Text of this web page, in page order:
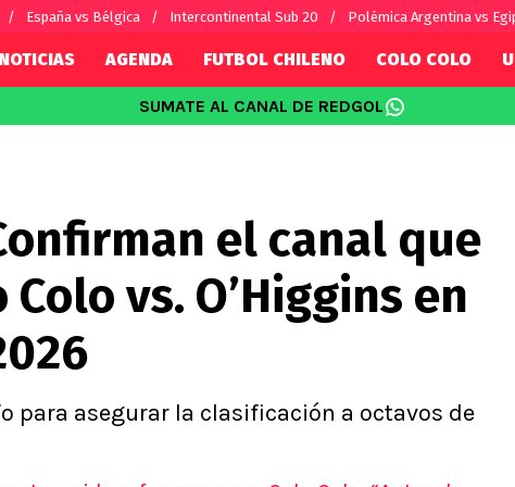
España vs Bélgica Intercontinental Sub 20 Polémica Argentina vs
Sánchez
Palacios
por el mundo
Fútbol Argentino
Fútbol Brasileño
Conference
Ligue 1
Premier
Serie A
AGENDA FUTBOL CHILENO COLO COLO
SUMATE AL CANAL DE REDGOL
el canal que
vs. O’Higgins en
para asegurar la clasificación a octavos de